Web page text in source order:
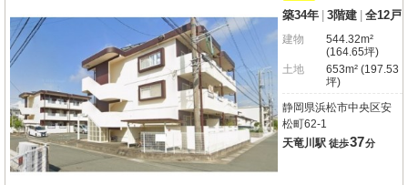
築34年 3階建 全12戸
建物
544.32m²
(164.65坪)
土地
653m² (197.53
坪)
静岡県浜松市中央区安
松町62-1
天竜川駅 徒歩37分